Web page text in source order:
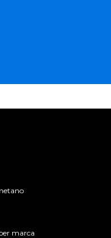
marca